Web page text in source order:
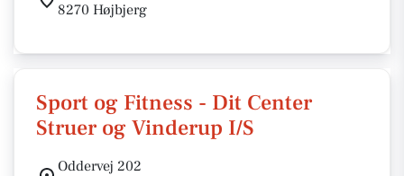
8270 Højbjerg
Sport og Fitness - Dit Center
Struer og Vinderup I/S
Oddervej 202